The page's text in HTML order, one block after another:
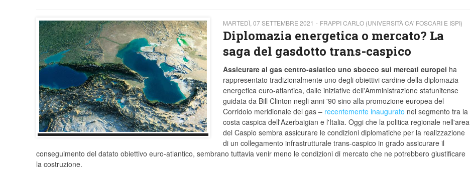
MARTEDÌ, 07 SETTEMBRE 2021 FRAPPI CARLO (UNIVERSITÀ CA' FOSCARI E ISPI)
Diplomazia energetica o mercato? La
saga del gasdotto trans-caspico
Assicurare al gas centro-asiatico uno sbocco sui mercati europei ha
rappresentato tradizionalmente uno degli obiettivi cardine della diplomazia
energetica euro-atlantica, dalle iniziative dell'Amministrazione statunitense
guidata da Bill Clinton negli anni '90 sino alla promozione europea del
Corridoio meridionale del gas – recentemente inaugurato nel segmento tra la
costa caspica dell'Azerbaigian e l'Italia. Oggi che la politica regionale nell'area
del Caspio sembra assicurare le condizioni diplomatiche per la realizzazione
di un collegamento infrastrutturale trans-caspico in grado assicurare il
conseguimento del datato obiettivo euro-atlantico, sembrano tuttavia venir meno le condizioni di mercato che ne potrebbero giustificare
la costruzione.